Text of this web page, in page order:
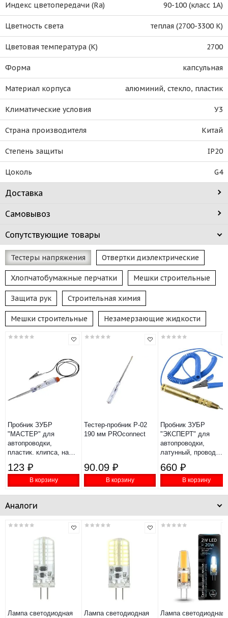
Индекс цветопередачи (Ra) 90-100 (класс 1A)
Цветность света теплая (2700-3300 К)
Цветовая температура (К) 2700
Форма капсульная
Материал корпуса алюминий, стекло, пластик
Климатические условия У3
Страна производителя Китай
Степень защиты IP20
Цоколь G4
Доставка
Самовывоз
Сопутствующие товары
Тестеры напряжения Отвертки диэлектрические
Хлопчатобумажные перчатки Мешки строительные
Защита рук Строительная химия
Мешки строительные Незамерзающие жидкости
Пробник ЗУБР
"МАСТЕР" для
автопроводки,
пластик. клипса, на
86см, 6-24В, 140мм
123 ₽
В корзину
Тестер-пробник P-02
190 мм PROconnect
90.09 ₽
В корзину
Пробник ЗУБР
"ЭКСПЕРТ" для
автопроводки,
латунный, провод
660 ₽
В корзину
Аналоги
Лампа светодиодная
Лампа светодиодная
Лампа светодиодная